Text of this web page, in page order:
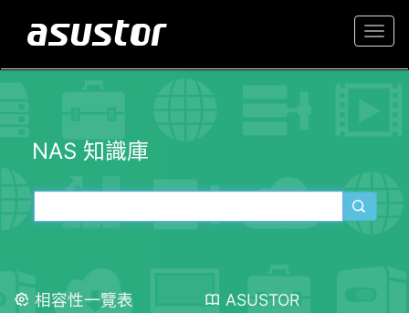
NAS 知識庫
相容性一覽表
ASUSTOR